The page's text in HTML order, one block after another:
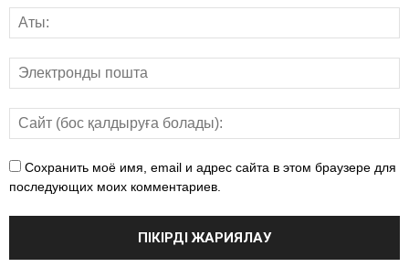
Сохранить моё имя, email и адрес сайта в этом браузере для
последующих моих комментариев.